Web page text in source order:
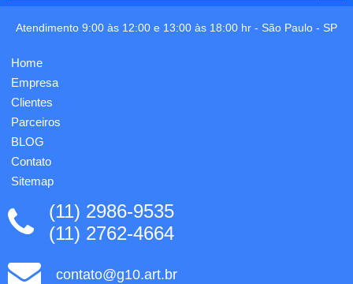
Personalização
incluso.
120gr,
Atendimento 9:00 às 12:00 e 13:00 às 18:00 hr - São Paulo - SP
Home
Empresa
Clientes
Parceiros
BLOG
Contato
Sitemap
(11) 2986-9535
(11) 2762-4664
contato@g10.art.br